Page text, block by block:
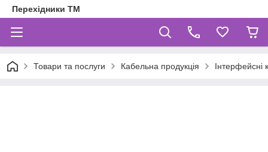
Перехідники ТМ
Товари та послуги Кабельна продукція Інтерфейсні